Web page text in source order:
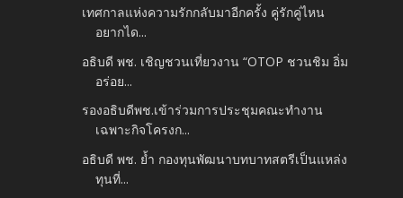
เทศกาลแห่งความรักกลับมาอีกครั้ง คู่รักคู่ไหน
อยากได...
อธิบดี พช. เชิญชวนเที่ยวงาน “OTOP ชวนชิม อิ่ม
อร่อย...
รองอธิบดีพช.เข้าร่วมการประชุมคณะทำงาน
เฉพาะกิจโครงก...
อธิบดี พช. ย้ำ กองทุนพัฒนาบทบาทสตรีเป็นแหล่ง
ทุนที่...